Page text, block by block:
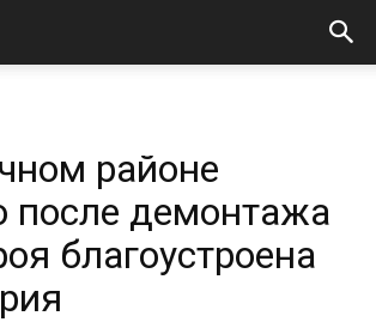
районе
после демонтажа
благоустроена